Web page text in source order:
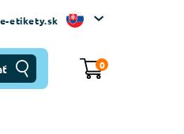
etikety.sk
0